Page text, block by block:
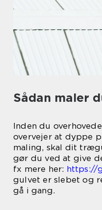
Sådan maler
Inden du
overvejer at dyppe
maling, skal dit
gør du ved at give
fx mere her: https://
gulvet er slebet og
gå i gang.